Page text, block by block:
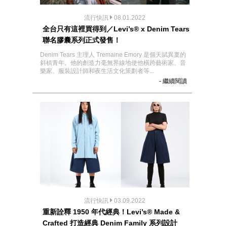
流行快訊 08.01.2022
全台只有這裡買得到／Levi’s® x Denim Tears
聯名膠囊系列正式發售！
Denim Tears 主理人 Tremaine Emory 是個天賦異稟的
斜槓青年。他的創造力毫無界線地使他橫跨藝術家、音
樂家、服裝設計師和夜生活文化策劃者等...
- 繼續閱讀
流行快訊 03.09.2022
重新詮釋 1950 年代經典！Levi’s® Made &
Crafted 打造經典 Denim Family 系列設計